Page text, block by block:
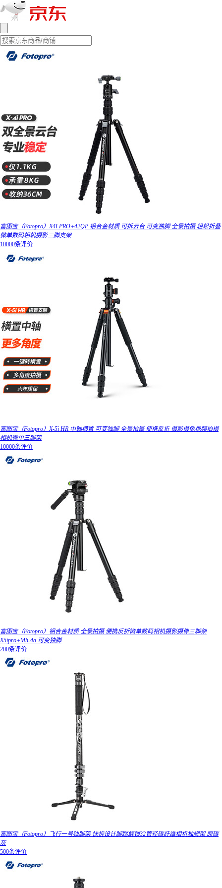
富图宝（Fotopro）X4I PRO+42QP 铝合金材质 可拆云台 可变独脚 全景拍摄 轻松折叠
微单数码相机摄影三脚支架
10000条评价
富图宝（Fotopro）X-5i HR 中轴横置 可变独脚 全景拍摄 便携反折 摄影摄像视频拍摄
相机微单三脚架
10000条评价
富图宝（Fotopro）铝合金材质 全景拍摄 便携反折微单数码相机摄影摄像三脚架
X5ipro+Mh-4a 可变独脚
200条评价
富图宝（Fotopro）飞行一号独脚架 快拆设计脚踏解锁32管径碳纤维相机独脚架 原碳
灰
500条评价